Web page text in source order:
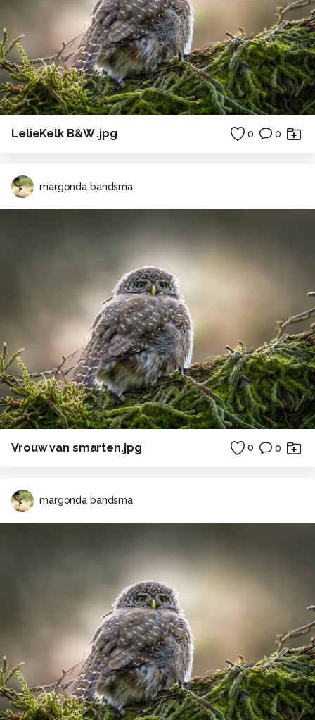
LelieKelk B&W .jpg 0 0
margonda bandsma
Vrouw van smarten.jpg 0 0
margonda bandsma